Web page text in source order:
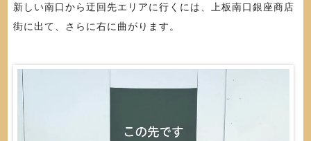
新しい南口から迂回先エリアに行くには、上板南口銀座商店
街に出て、さらに右に曲がります。